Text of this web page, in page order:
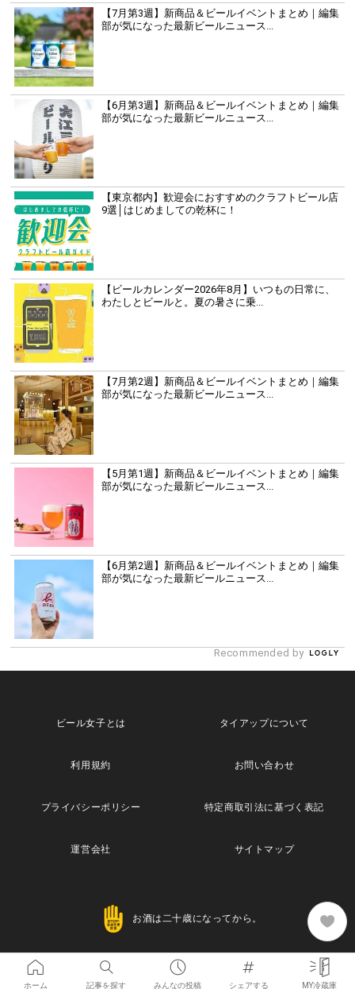
【7月第3週】新商品＆ビールイベントまとめ｜編集
部が気になった最新ビールニュース...
【6月第3週】新商品＆ビールイベントまとめ｜編集
部が気になった最新ビールニュース...
【東京都内】歓迎会におすすめのクラフトビール店
9選│はじめましての乾杯に！
【ビールカレンダー2026年8月】いつもの日常に、
わたしとビールと。夏の暑さに乗...
【7月第2週】新商品＆ビールイベントまとめ｜編集
部が気になった最新ビールニュース...
【5月第1週】新商品＆ビールイベントまとめ｜編集
部が気になった最新ビールニュース...
【6月第2週】新商品＆ビールイベントまとめ｜編集
部が気になった最新ビールニュース...
Recommended by
ビール女子とは タイアップについて
利用規約 お問い合わせ
プライバシーポリシー 特定商取引法に基づく表記
運営会社 サイトマップ
お酒は二十歳になってから。
Copyright© 2013 Maische Inc. All Rights Reserved
ホーム 記事を探す みんなの投稿 シェアする MY冷蔵庫